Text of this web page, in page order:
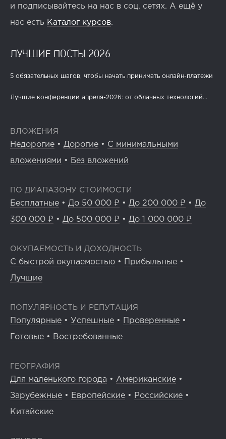
и подписывайтесь на нас в соц. сетях. А ещё у
нас есть Каталог курсов.
ЛУЧШИЕ ПОСТЫ 2026
5 обязательных шагов, чтобы начать принимать онлайн-платежи
Лучшие конференции апреля-2026: от облачных технологий...
ВЛОЖЕНИЯ
Недорогие • Дорогие • С минимальными
вложениями • Без вложений
ПО ДИАПАЗОНУ СТОИМОСТИ
Бесплатные • До 50 000 ₽ • До 200 000 ₽ • До
300 000 ₽ • До 500 000 ₽ • До 1 000 000 ₽
ОКУПАЕМОСТЬ И ДОХОДНОСТЬ
С быстрой окупаемостью • Прибыльные •
Лучшие
ПОПУЛЯРНОСТЬ И РЕПУТАЦИЯ
Популярные • Успешные • Проверенные •
Готовые • Востребованные
ГЕОГРАФИЯ
Для маленького города • Американские •
Зарубежные • Европейские • Российские •
Китайские